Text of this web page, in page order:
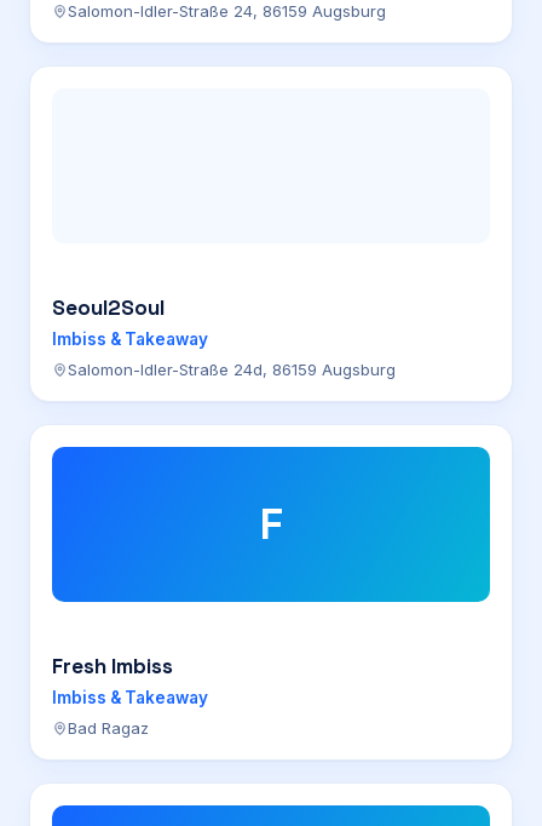
Salomon-Idler-Straße 24, 86159 Augsburg
Seoul2Soul
Imbiss & Takeaway
Salomon-Idler-Straße 24d, 86159 Augsburg
F
Fresh Imbiss
Imbiss & Takeaway
Bad Ragaz